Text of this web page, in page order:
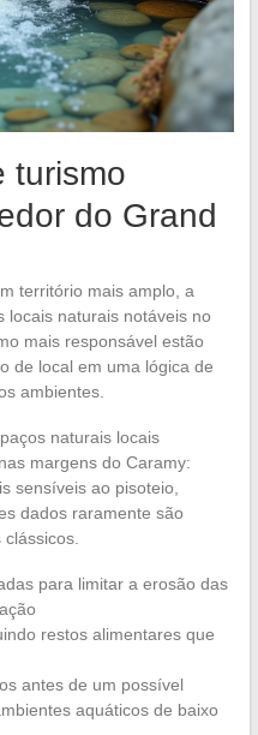
turismo
do Grand
território mais amplo, a
locais naturais notáveis no
mais responsável estão
de local em uma lógica de
ambientes.
naturais locais
margens do Caramy:
sensíveis ao pisoteio,
dados raramente são
para limitar a erosão das
restos alimentares que
antes de um possível
aquáticos de baixo